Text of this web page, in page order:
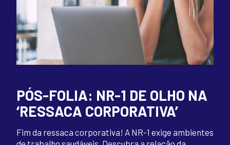
PÓS-FOLIA: NR-1 DE OLHO NA
‘RESSACA CORPORATIVA’
Fim da ressaca corporativa! A NR-1 exige ambientes